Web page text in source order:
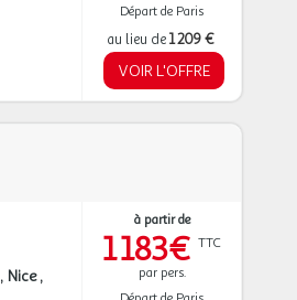
Départ de Paris
au lieu de1 209 €
VOIR L'OFFRE
Nice
à partir de
1 183€ TTC
par pers.